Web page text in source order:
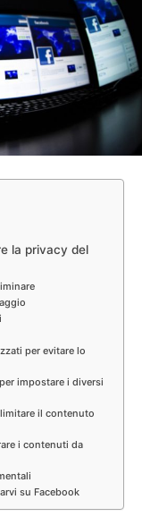
la privacy del
per evitare lo
impostare i diversi
il contenuto
i contenuti da
su Facebook